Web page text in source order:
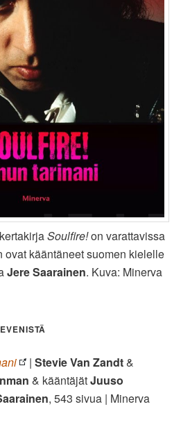
Soulfire!on varattavissa
ovat kääntäneet suomen kielelle
Jere Saarainen. Kuva: Minerva
|Stevie Van Zandt&
& kääntäjätJuuso
, 543 sivua | Minerva